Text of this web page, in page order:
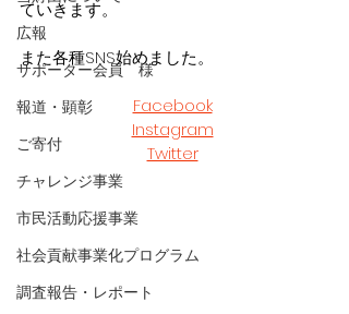
広報
サポーター会員 様
報道・顕彰
ご寄付
チャレンジ事業
市民活動応援事業
社会貢献事業化プログラム
調査報告・レポート
ていきます。
また各種SNS始めました。
Facebook
Instagram
Twitter